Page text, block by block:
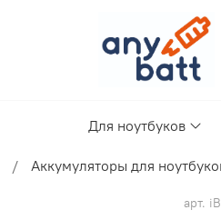
Для ноутбуков
Аккумуляторы для
арт.